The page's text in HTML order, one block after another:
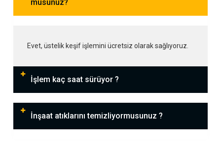
musunuz?
Evet, üstelik keşif işlemini ücretsiz olarak sağlıyoruz.
İşlem kaç saat sürüyor ?
İnşaat atıklarını temizliyormusunuz ?